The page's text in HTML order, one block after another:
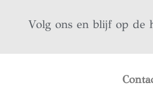
Volg ons en blijf op de